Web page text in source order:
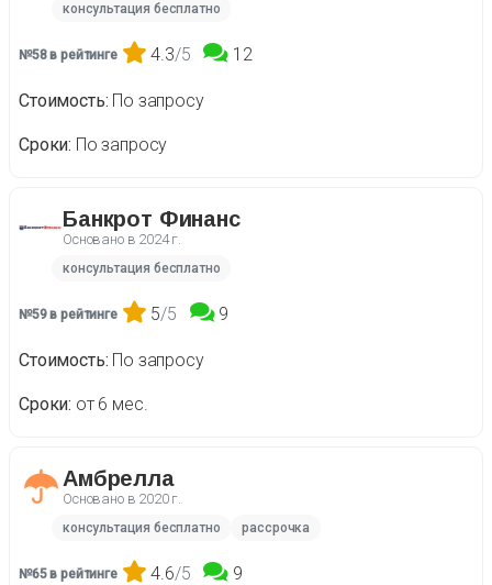
консультация бесплатно
№58 в рейтинге 4.3/5 12
Стоимость По запросу
Сроки По запросу
Банкрот Финанс
Основано в 2024 г.
консультация бесплатно
№59 в рейтинге 5/5 9
Стоимость По запросу
Сроки от 6 мес.
Амбрелла
Основано в 2020 г.
консультация бесплатно рассрочка
№65 в рейтинге 4.6/5 9